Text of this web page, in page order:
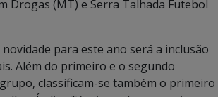
Drogas (MT) e Serra Talhada Futebol
novidade para este ano será a inclusão
Além do primeiro e o segundo
classificam-se também o primeiro